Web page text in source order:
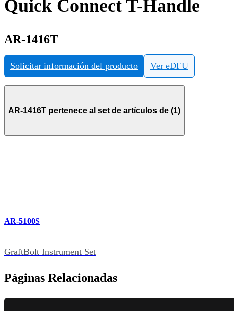
Quick Connect T-Handle
AR-1416T
Solicitar información del producto Ver eDFU
AR-1416T pertenece al set de artículos de (1)
AR-5100S
GraftBolt Instrument Set
Páginas Relacionadas